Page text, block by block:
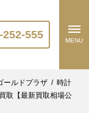
252-555 MENU
ールドプラザ / 時計
取【最新買取相場公